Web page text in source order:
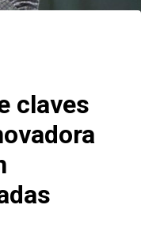
claves